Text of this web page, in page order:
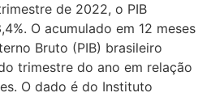
de 2022, o PIB
O acumulado em 12 meses
Bruto (PIB) brasileiro
trimestre do ano em relação
O dado é do Instituto